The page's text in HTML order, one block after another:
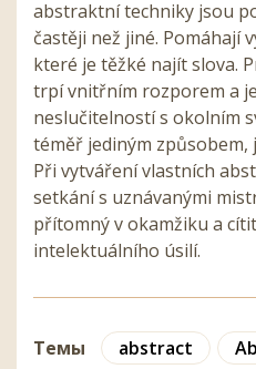
abstraktní techniky jsou
častěji než jiné. Pomáhají
které je těžké najít slova.
trpí vnitřním rozporem a
neslučitelností s okolním
téměř jediným způsobem,
Při vytváření vlastních
setkání s uznávanými
přítomný v okamžiku a
intelektuálního úsilí.
Темы abstract